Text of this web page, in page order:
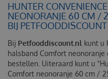
HUNTER
NEONORANJE 60 CM /
BIJ PETFOODDISCOUNT
Bij Petfooddiscount.nl kunt u
halsband Comfort
bestellen. Uiteraard kunt u
Comfort neonoranje 60 cm /